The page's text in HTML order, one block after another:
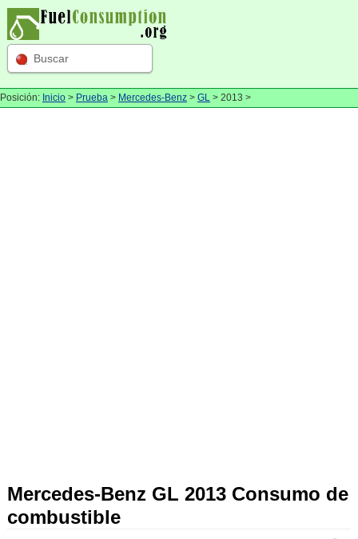
Buscar
Posición: Inicio > Prueba > Mercedes-Benz > GL > 2013 >
Mercedes-Benz GL 2013 Consumo de
combustible